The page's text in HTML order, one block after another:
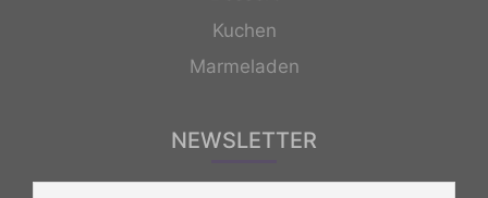
Kuchen
Marmeladen
NEWSLETTER